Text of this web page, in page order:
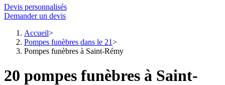
Devis personnalisés
Demander un devis
Accueil
Pompes funèbres dans le 21
Pompes funèbres à Saint-Rémy
20 pompes funèbres à Saint-